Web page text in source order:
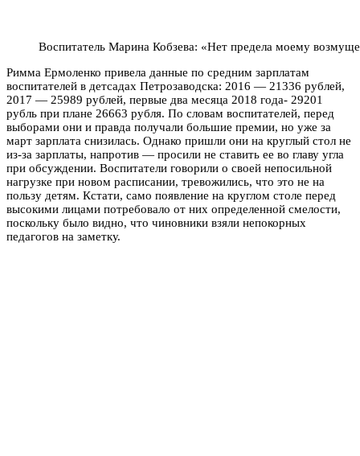
Воспитатель Марина Кобзева: «Нет предела моему
Римма Ермоленко привела данные по средним зарплатам
воспитателей в детсадах Петрозаводска: 2016 — 21336 рублей,
2017 — 25989 рублей, первые два месяца 2018 года- 29201
рубль при плане 26663 рубля. По словам воспитателей, перед
выборами они и правда получали большие премии, но уже за
март зарплата снизилась. Однако пришли они на круглый стол не
из-за зарплаты, напротив — просили не ставить ее во главу угла
при обсуждении. Воспитатели говорили о своей непосильной
нагрузке при новом расписании, тревожились, что это не на
пользу детям. Кстати, само появление на круглом столе перед
высокими лицами потребовало от них определенной смелости,
поскольку было видно, что чиновники взяли непокорных
педагогов на заметку.